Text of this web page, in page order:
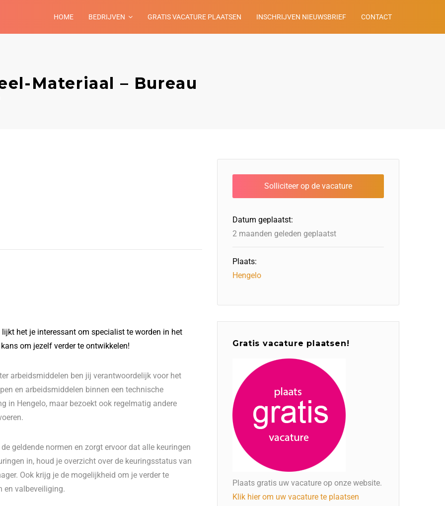
HOME BEDRIJVEN GRATIS VACATURE PLAATSEN INSCHRIJVEN NIEUWSBRIEF CONTACT
Materiaal – Bureau
het je interessant om specialist te worden in het
om jezelf verder te ontwikkelen!
arbeidsmiddelen ben jij verantwoordelijk voor het
en arbeidsmiddelen binnen een technische
in Hengelo, maar bezoekt ook regelmatig andere
geldende normen en zorgt ervoor dat alle keuringen
in, houd je overzicht over de keuringsstatus van
Ook krijg je de mogelijkheid om je verder te
en valbeveiliging.
Datum geplaatst:
2 maanden geleden geplaatst
Plaats:
Hengelo
Gratis vacature plaatsen!
Plaats gratis uw vacature op onze website.
Klik hier om uw vacature te plaatsen